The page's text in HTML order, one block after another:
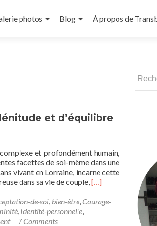
photos Blog À propos de
et d’équilibre
et profondément humain,
facettes de soi-même dans une
vivant en Lorraine, incarne cette
dans sa vie de couple,Read
about
[…]
de-soi, bien-être, Courage-
, Identité-personnelle,
7 Comments